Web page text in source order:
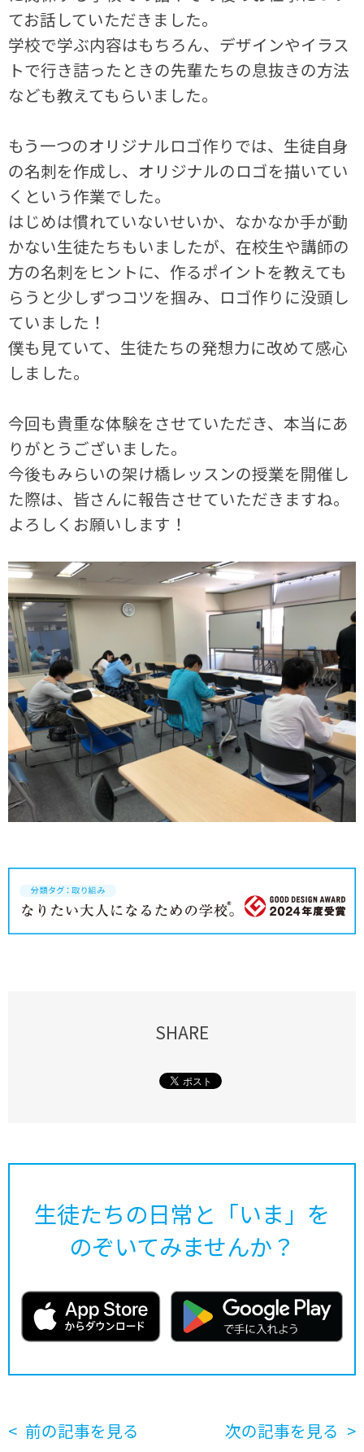
てお話していただきました。
学校で学ぶ内容はもちろん、デザインやイラス
トで行き詰ったときの先輩たちの息抜きの方法
なども教えてもらいました。
もう一つのオリジナルロゴ作りでは、生徒自身
の名刺を作成し、オリジナルのロゴを描いてい
くという作業でした。
はじめは慣れていないせいか、なかなか手が動
かない生徒たちもいましたが、在校生や講師の
方の名刺をヒントに、作るポイントを教えても
らうと少しずつコツを掴み、ロゴ作りに没頭し
ていました！
僕も見ていて、生徒たちの発想力に改めて感心
しました。
今回も貴重な体験をさせていただき、本当にあ
りがとうございました。
今後もみらいの架け橋レッスンの授業を開催し
た際は、皆さんに報告させていただきますね。
よろしくお願いします！
SHARE
生徒たちの日常と「いま」を
のぞいてみませんか？
前の記事を見る 次の記事を見る